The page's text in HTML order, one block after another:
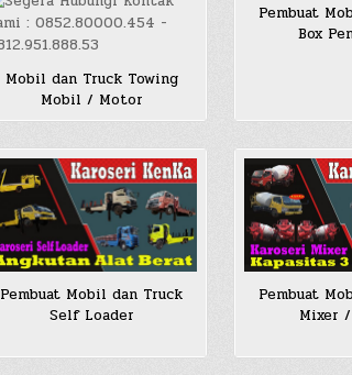
Mobil dan Truck Towing
Mobil / Motor
Pembuat
Box
Pembuat Mobil dan Truck
Self Loader
Pembuat
Mixer